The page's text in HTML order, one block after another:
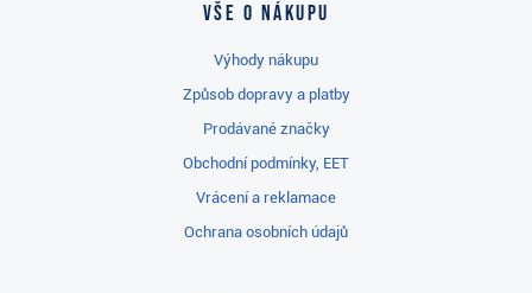
Vše o nákupu
Výhody nákupu
Způsob dopravy a platby
Prodávané značky
Obchodní podmínky, EET
Vrácení a reklamace
Ochrana osobních údajů